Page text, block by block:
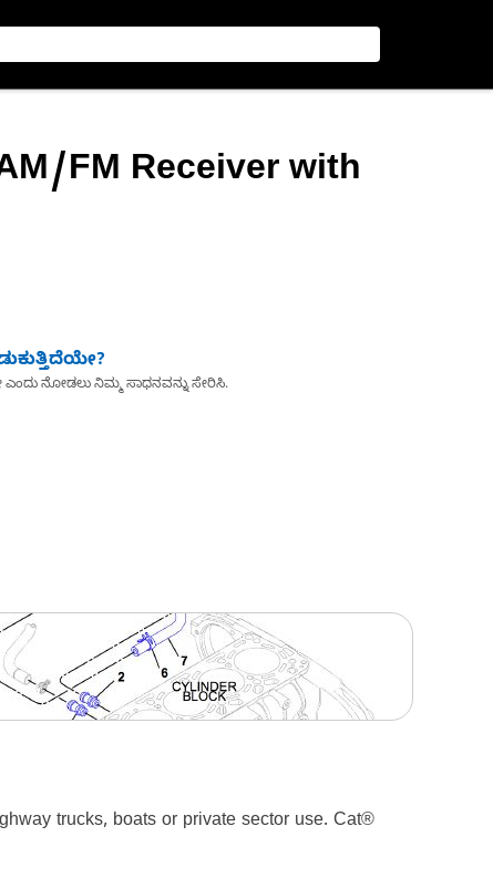
FM Receiver with
ನೋಡಲು ನಿಮ್ಮ ಸಾಧನವನ್ನು ಸೇರಿಸಿ.
trucks, boats or private sector use. Cat®